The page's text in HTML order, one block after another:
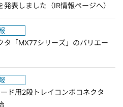
表しました（IR情報ページへ）
タ「MX77シリーズ」のバリエー
ド用2段トレイコンボコネクタ